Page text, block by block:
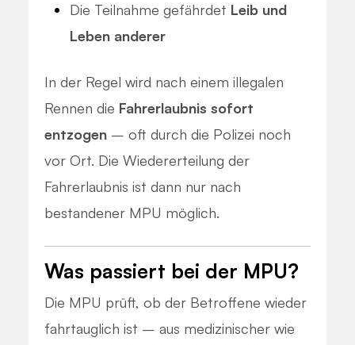
Die Teilnahme gefährdet Leib und
Leben anderer
In der Regel wird nach einem illegalen
Rennen die Fahrerlaubnis sofort
entzogen – oft durch die Polizei noch
vor Ort. Die Wiedererteilung der
Fahrerlaubnis ist dann nur nach
bestandener MPU möglich.
Was passiert bei der MPU?
Die MPU prüft, ob der Betroffene wieder
fahrtauglich ist – aus medizinischer wie